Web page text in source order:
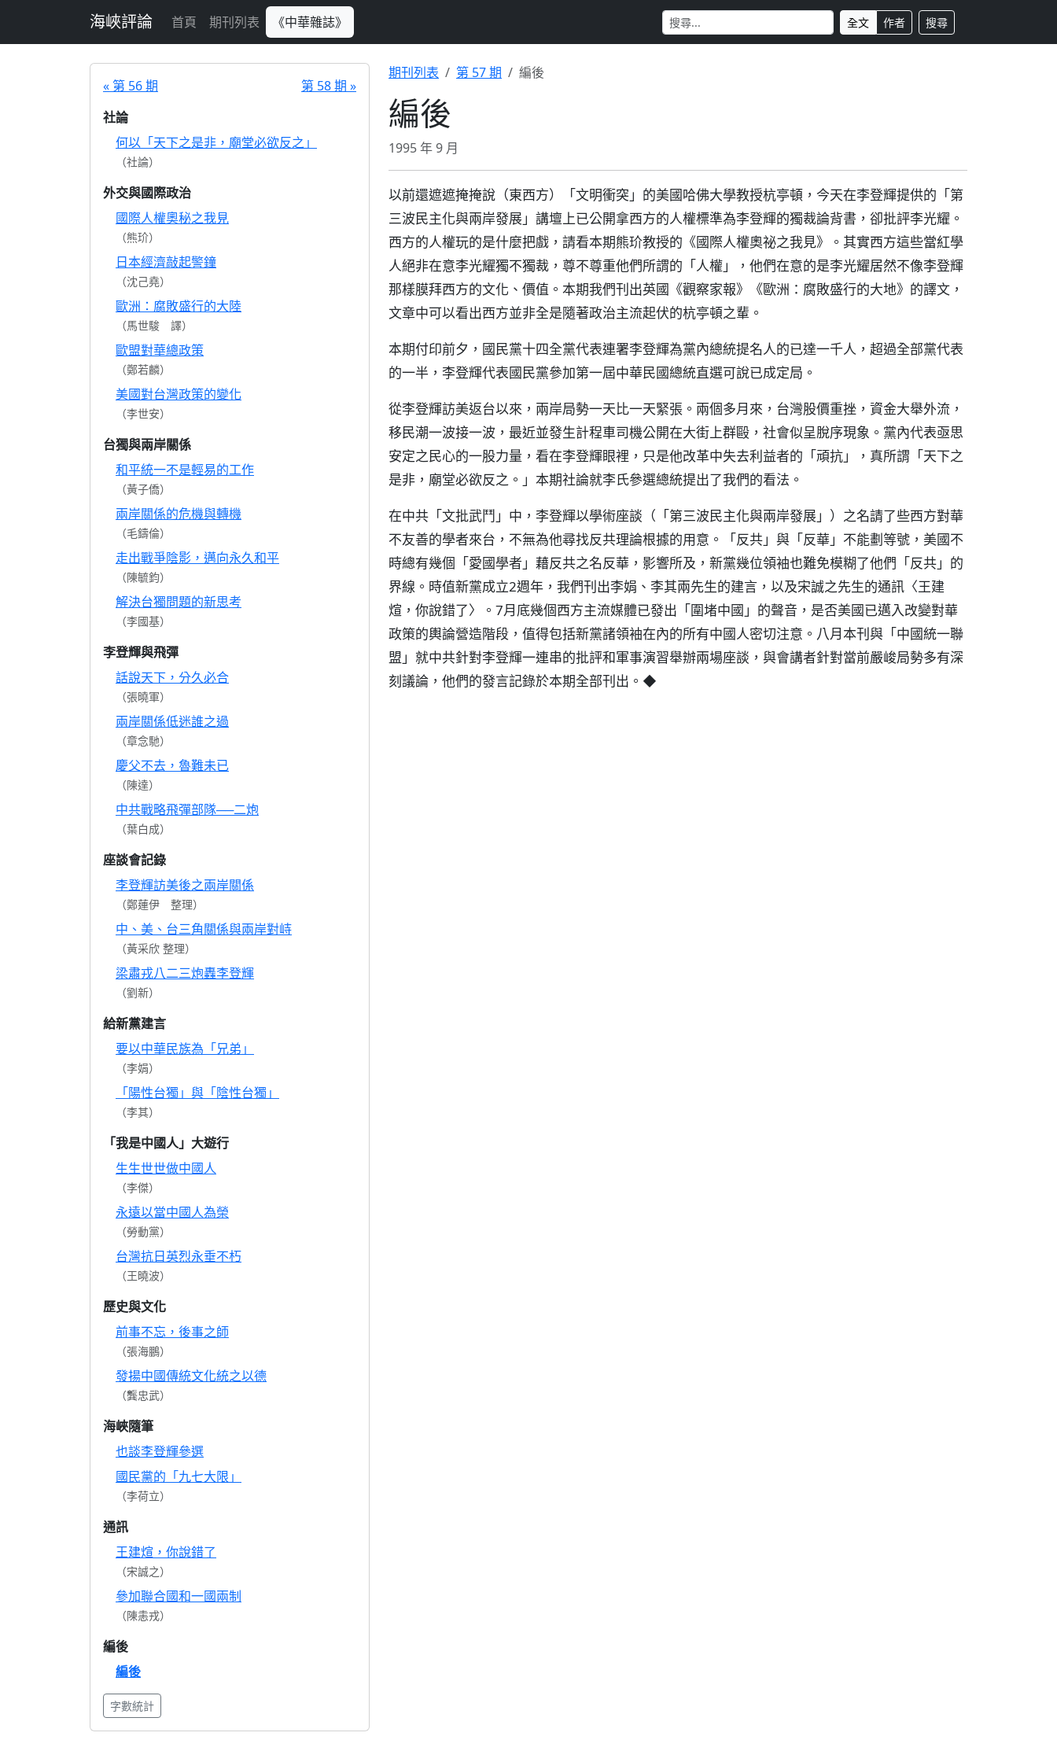
海峽評論 首頁 期刊列表 《中華雜誌》 全文 作者 搜尋
« 第 56 期
第 58 期 »
社論
何以「天下之是非，廟堂必欲反之」
（社論）
外交與國際政治
國際人權奧秘之我見
（熊玠）
日本經濟敲起警鐘
（沈己堯）
歐洲：腐敗盛行的大陸
（馬世駿 譯）
歐盟對華總政策
（鄭若麟）
美國對台灣政策的變化
（李世安）
台獨與兩岸關係
和平統一不是輕易的工作
（黃子僑）
兩岸關係的危機與轉機
（毛鑄倫）
走出戰爭陰影，邁向永久和平
（陳毓鈞）
解決台獨問題的新思考
（李國基）
李登輝與飛彈
話說天下，分久必合
（張曉軍）
兩岸關係低迷誰之過
（章念馳）
慶父不去，魯難未已
（陳達）
中共戰略飛彈部隊──二炮
（葉白成）
座談會記錄
李登輝訪美後之兩岸關係
（鄭蓮伊 整理）
中、美、台三角關係與兩岸對峙
（黃采欣 整理）
梁肅戎八二三炮轟李登輝
（劉新）
給新黨建言
要以中華民族為「兄弟」
（李娟）
「陽性台獨」與「陰性台獨」
（李其）
「我是中國人」大遊行
生生世世做中國人
（李傑）
永遠以當中國人為榮
（勞動黨）
台灣抗日英烈永垂不朽
（王曉波）
歷史與文化
前事不忘，後事之師
（張海鵬）
發揚中國傳統文化統之以德
（龔忠武）
海峽隨筆
也談李登輝參選
國民黨的「九七大限」
（李荷立）
通訊
王建煊，你說錯了
（宋誠之）
參加聯合國和一國兩制
（陳恚戎）
編後
編後
字數統計
期刊列表 第 57 期 編後
編後
1995 年 9 月
以前還遮遮掩掩說（東西方）「文明衝突」的美國哈佛大學教授杭亭頓，今天在李登輝提供的「第
三波民主化與兩岸發展」講壇上已公開拿西方的人權標準為李登輝的獨裁論背書，卻批評李光耀。
西方的人權玩的是什麼把戲，請看本期熊玠教授的《國際人權奧祕之我見》。其實西方這些當紅學
人絕非在意李光耀獨不獨裁，尊不尊重他們所謂的「人權」，他們在意的是李光耀居然不像李登輝
那樣膜拜西方的文化、價值。本期我們刊出英國《觀察家報》《歐洲：腐敗盛行的大地》的譯文，
文章中可以看出西方並非全是隨著政治主流起伏的杭亭頓之輩。
本期付印前夕，國民黨十四全黨代表連署李登輝為黨內總統提名人的已達一千人，超過全部黨代表
的一半，李登輝代表國民黨參加第一屆中華民國總統直選可說已成定局。
從李登輝訪美返台以來，兩岸局勢一天比一天緊張。兩個多月來，台灣股價重挫，資金大舉外流，
移民潮一波接一波，最近並發生計程車司機公開在大街上群毆，社會似呈脫序現象。黨內代表亟思
安定之民心的一股力量，看在李登輝眼裡，只是他改革中失去利益者的「頑抗」，真所謂「天下之
是非，廟堂必欲反之。」本期社論就李氏參選總統提出了我們的看法。
在中共「文批武鬥」中，李登輝以學術座談（「第三波民主化與兩岸發展」）之名請了些西方對華
不友善的學者來台，不無為他尋找反共理論根據的用意。「反共」與「反華」不能劃等號，美國不
時總有幾個「愛國學者」藉反共之名反華，影響所及，新黨幾位領袖也難免模糊了他們「反共」的
界線。時值新黨成立2週年，我們刊出李娟、李其兩先生的建言，以及宋誠之先生的通訊〈王建
煊，你說錯了〉。7月底幾個西方主流媒體已發出「圍堵中國」的聲音，是否美國已邁入改變對華
政策的輿論營造階段，值得包括新黨諸領袖在內的所有中國人密切注意。八月本刊與「中國統一聯
盟」就中共針對李登輝一連串的批評和軍事演習舉辦兩場座談，與會講者針對當前嚴峻局勢多有深
刻議論，他們的發言記錄於本期全部刊出。◆